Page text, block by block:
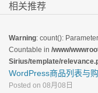
相关推荐
Warning: count():
Countable in /www/
Sirius/template/
WordPress商品列表与
Posted on 08月08日